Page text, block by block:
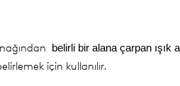
belirli bir alana çarpan ışık
için kullanılır.